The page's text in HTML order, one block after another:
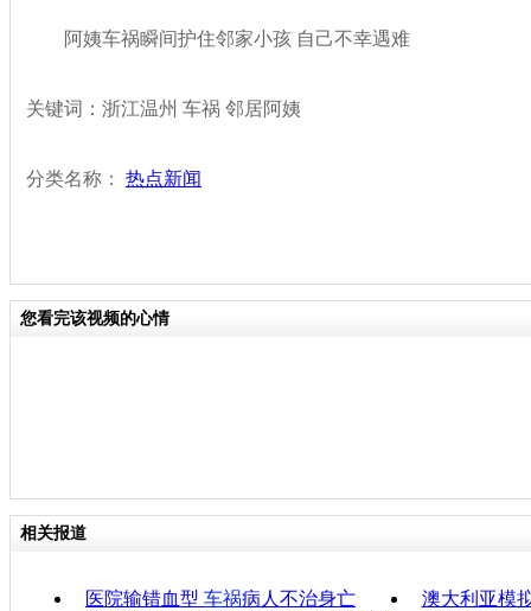
阿姨车祸瞬间护住邻家小孩 自己不幸遇难
关键词：浙江温州 车祸 邻居阿姨
分类名称： 热点新闻
您看完该视频的心情
相关报道
医院输错血型 车祸病人不治身亡
澳大利亚模